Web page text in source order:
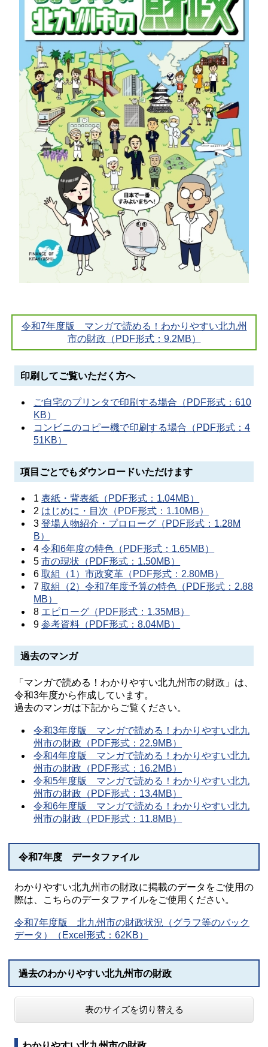
令和7年度版 マンガで読める！わかりやすい北九州
市の財政（PDF形式：9.2MB）
印刷してご覧いただく方へ
ご自宅のプリンタで印刷する場合（PDF形式：610
KB）
コンビニのコピー機で印刷する場合（PDF形式：4
51KB）
項目ごとでもダウンロードいただけます
1表紙・背表紙（PDF形式：1.04MB）
2 はじめに・目次（PDF形式：1.10MB）
3登場人物紹介・プロローグ（PDF形式：1.28M
B）
4令和6年度の特色（PDF形式：1.65MB）
5市の現状（PDF形式：1.50MB）
6取組（1）市政変革（PDF形式：2.80MB）
7取組（2）令和7年度予算の特色（PDF形式：2.88
MB）
8 エピローグ（PDF形式：1.35MB）
9参考資料（PDF形式：8.04MB）
過去のマンガ
「マンガで読める！わかりやすい北九州市の財政」は、
令和3年度から作成しています。
過去のマンガは下記からご覧ください。
令和3年度版 マンガで読める！わかりやすい北九
州市の財政（PDF形式：22.9MB）
令和4年度版 マンガで読める！わかりやすい北九
州市の財政（PDF形式：16.2MB）
令和5年度版 マンガで読める！わかりやすい北九
州市の財政（PDF形式：13.4MB）
令和6年度版 マンガで読める！わかりやすい北九
州市の財政（PDF形式：11.8MB）
令和7年度 データファイル
わかりやすい北九州市の財政に掲載のデータをご使用の
際は、こちらのデータファイルをご使用ください。
令和7年度版 北九州市の財政状況（グラフ等のバック
データ）（Excel形式：62KB）
過去のわかりやすい北九州市の財政
表のサイズを切り替える